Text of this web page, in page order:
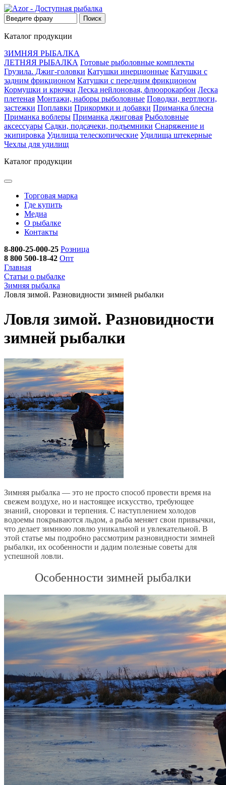
Каталог продукции
ЗИМНЯЯ РЫБАЛКА
ЛЕТНЯЯ РЫБАЛКА Готовые рыболовные комплекты
Грузила. Джиг-головки Катушки инерционные Катушки с
задним фрикционом Катушки с передним фрикционом
Кормушки и крючки Леска нейлоновая, флюорокарбон Леска
плетеная Монтажи, наборы рыболовные Поводки, вертлюги,
застежки Поплавки Прикормки и добавки Приманка блесна
Приманка воблеры Приманка джиговая Рыболовные
аксессуары Садки, подсачеки, подъемники Снаряжение и
экипировка Удилища телескопические Удилища штекерные
Чехлы для удилищ
Каталог продукции
Торговая марка
Где купить
Медиа
О рыбалке
Контакты
8-800-25-000-25 Розница
8 800 500-18-42 Опт
Главная
Статьи о рыбалке
Зимняя рыбалка
Ловля зимой. Разновидности зимней рыбалки
Ловля зимой. Разновидности
зимней рыбалки
Зимняя рыбалка — это не просто способ провести время на
свежем воздухе, но и настоящее искусство, требующее
знаний, сноровки и терпения. С наступлением холодов
водоемы покрываются льдом, а рыба меняет свои привычки,
что делает зимнюю ловлю уникальной и увлекательной. В
этой статье мы подробно рассмотрим разновидности зимней
рыбалки, их особенности и дадим полезные советы для
успешной ловли.
Особенности зимней рыбалки